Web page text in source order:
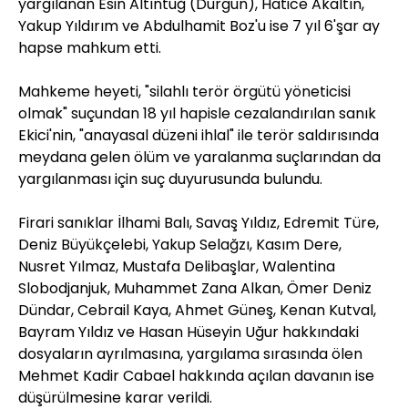
Yakup Yıldırım ve Abdulhamit Boz'u ise 7 yıl 6'şar ay
hapse mahkum etti.
Mahkeme heyeti, "silahlı terör örgütü yöneticisi
olmak" suçundan 18 yıl hapisle cezalandırılan sanık
Ekici'nin, "anayasal düzeni ihlal" ile terör saldırısında
meydana gelen ölüm ve yaralanma suçlarından da
yargılanması için suç duyurusunda bulundu.
Firari sanıklar İlhami Balı, Savaş Yıldız, Edremit Türe,
Deniz Büyükçelebi, Yakup Selağzı, Kasım Dere,
Nusret Yılmaz, Mustafa Delibaşlar, Walentina
Slobodjanjuk, Muhammet Zana Alkan, Ömer Deniz
Dündar, Cebrail Kaya, Ahmet Güneş, Kenan Kutval,
Bayram Yıldız ve Hasan Hüseyin Uğur hakkındaki
dosyaların ayrılmasına, yargılama sırasında ölen
Mehmet Kadir Cabael hakkında açılan davanın ise
düşürülmesine karar verildi.